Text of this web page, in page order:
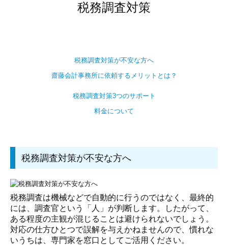
相続
よくある質問
ご依頼の流れ
税務調査対策
税務調査対策が不安な方へ
齋藤会計事務所に依頼するメリットとは？
税務調査対策3つのサポート
料金について
税務調査対策が不安な方へ
税務調査は機械などで自動的に行うのではなく、最終的
には、調査官という「人」が判断します。したがって、
ある程度の主観が混じることは避けられないでしょう。
対応の仕方ひとつで誤解を与えかねませんので、慣れな
いうちは、専門家を窓口としてご活用ください。